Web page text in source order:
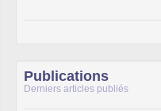
Publications
Derniers articles publiés